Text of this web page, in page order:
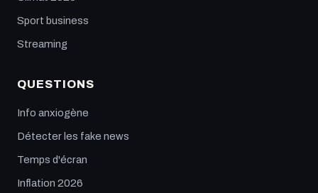
Sport business
Streaming
QUESTIONS
Info anxiogène
Détecter les fake news
Temps d'écran
Inflation 2026